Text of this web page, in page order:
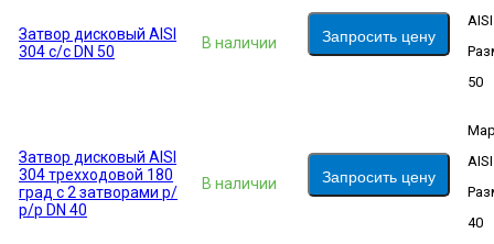
Затвор дисковый AISI
304 с/с DN 50
В наличии Запросить цену
50
Затвор дисковый AISI
304 трехходовой 180
град с 2 затворами р/
р/р DN 40
В наличии Запросить цену
40